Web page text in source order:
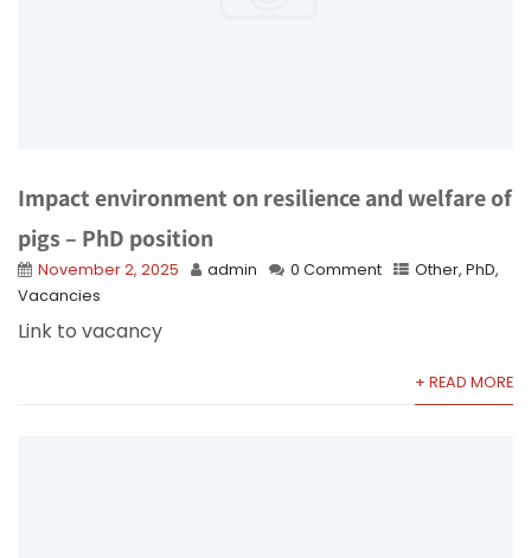
Impact environment on resilience and welfare of
pigs – PhD position
November 2, 2025 admin 0 Comment Other, PhD,
Vacancies
Link to vacancy
+ READ MORE